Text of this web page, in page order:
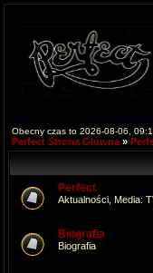
Obecny czas to 2026-08-06,
Perfect Strona Główna »
Perfect
Aktualności, Media:
Biografia
Biografia